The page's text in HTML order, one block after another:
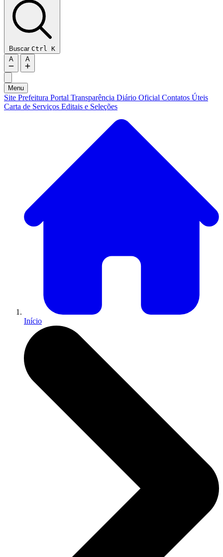
Buscar Ctrl K
A
A
Menu
Site Prefeitura Portal Transparência Diário Oficial Contatos Úteis
Carta de Serviços Editais e Seleções
Início